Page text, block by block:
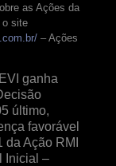
as Ações da
o site
– Ações
ganha
último,
favorável
da Ação RMI
Inicial –